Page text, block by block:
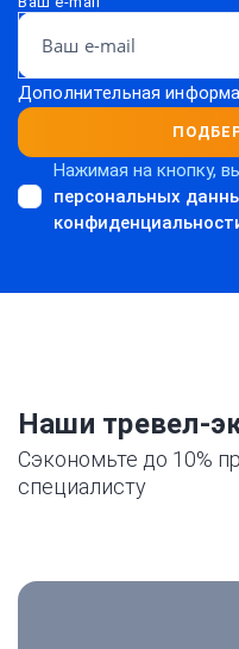
Дополнительная
Нажимая на кнопку,
персональных
Наши тревел-
Сэкономьте до 10%
специалисту